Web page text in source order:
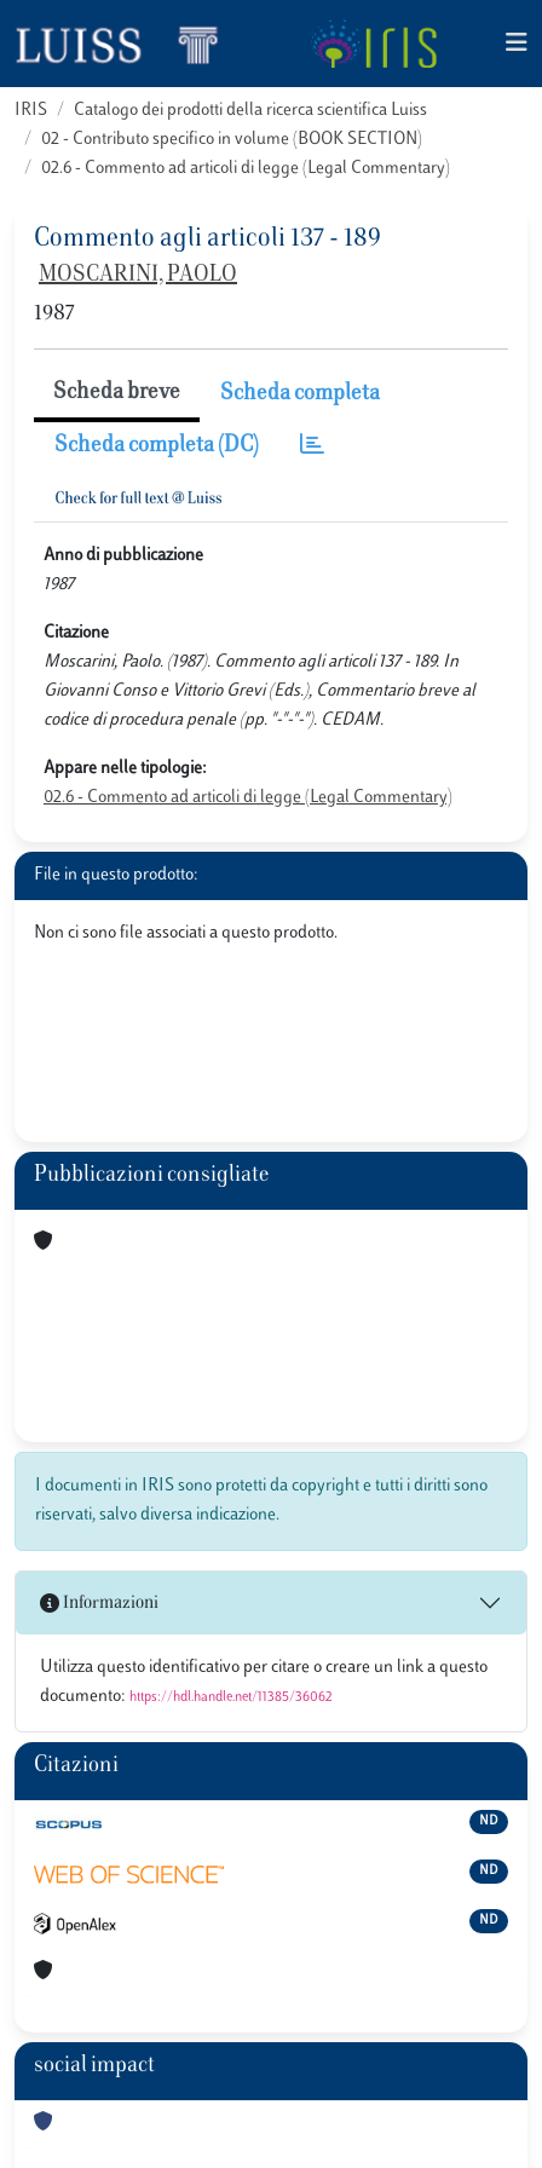
IRIS
Catalogo dei prodotti della ricerca scientifica Luiss
02 - Contributo specifico in volume (BOOK SECTION)
02.6 - Commento ad articoli di legge (Legal Commentary)
Commento agli articoli 137 - 189
MOSCARINI, PAOLO
1987
Scheda breve Scheda completa
Scheda completa (DC)
Anno di pubblicazione
1987
Citazione
Moscarini, Paolo. (1987). Commento agli articoli 137 - 189. In
Giovanni Conso e Vittorio Grevi (Eds.), Commentario breve al
codice di procedura penale (pp. "-"-"-"). CEDAM.
Appare nelle tipologie:
02.6 - Commento ad articoli di legge (Legal Commentary)
File in questo prodotto:
Non ci sono file associati a questo prodotto.
Pubblicazioni consigliate
I documenti in IRIS sono protetti da copyright e tutti i diritti sono
riservati, salvo diversa indicazione.
Informazioni
Utilizza questo identificativo per citare o creare un link a questo
documento: https://hdl.handle.net/11385/36062
Citazioni
ND
ND
ND
social impact